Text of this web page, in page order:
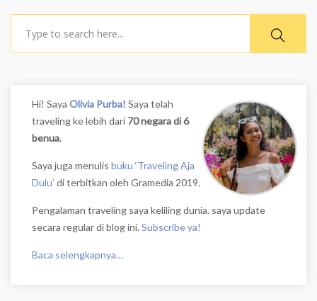
Hi! Saya Olivia Purba! Saya telah
traveling ke lebih dari 70 negara di 6
benua.
Saya juga menulis buku ‘Traveling Aja
Dulu’ di terbitkan oleh Gramedia 2019.
Pengalaman traveling saya keliling dunia. saya update
secara regular di blog ini. Subscribe ya!
Baca selengkapnya…